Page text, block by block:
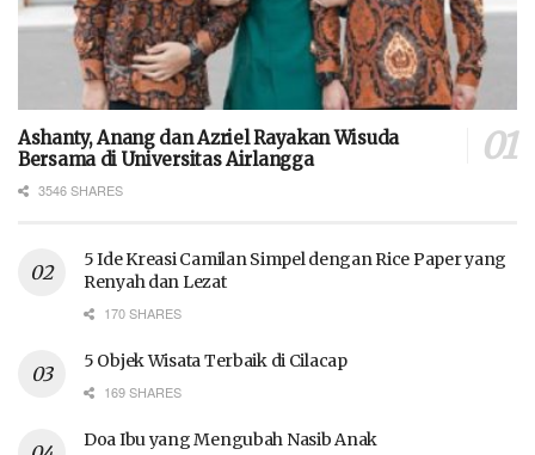
Ashanty, Anang dan Azriel Rayakan Wisuda
Bersama di Universitas Airlangga
3546 SHARES
5 Ide Kreasi Camilan Simpel dengan Rice Paper yang
Renyah dan Lezat
170 SHARES
5 Objek Wisata Terbaik di Cilacap
169 SHARES
Doa Ibu yang Mengubah Nasib Anak